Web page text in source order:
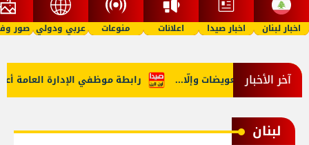
اخبار لبنان اخبار صيدا اعلانات منوعات عربي ودولي صور
آخر الأخبار رابطة موظفي الإدارة العامة أعلنت في هرمز: تعويضات وإلّا...
لبنان